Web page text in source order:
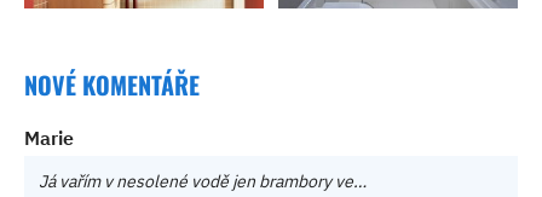
NOVÉ KOMENTÁŘE
Marie
Já vařím v nesolené vodě jen brambory ve…